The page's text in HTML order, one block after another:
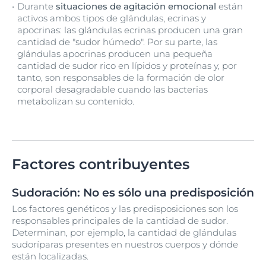
Durante situaciones de agitación emocional están
activos ambos tipos de glándulas, ecrinas y
apocrinas: las glándulas ecrinas producen una gran
cantidad de "sudor húmedo". Por su parte, las
glándulas apocrinas producen una pequeña
cantidad de sudor rico en lípidos y proteínas y, por
tanto, son responsables de la formación de olor
corporal desagradable cuando las bacterias
metabolizan su contenido.
Factores contribuyentes
Sudoración: No es sólo una predisposición
Los factores genéticos y las predisposiciones son los
responsables principales de la cantidad de sudor.
Determinan, por ejemplo, la cantidad de glándulas
sudoríparas presentes en nuestros cuerpos y dónde
están localizadas.